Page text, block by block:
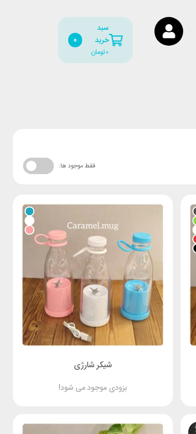
سبد
خرید
تومان0
0
فقط موجود ها:
شیکر شارژی
بزودی موجود می شود!